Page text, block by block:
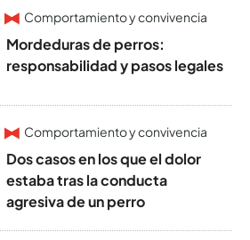
Comportamiento y convivencia
Mordeduras de perros:
responsabilidad y pasos legales
Comportamiento y convivencia
Dos casos en los que el dolor
estaba tras la conducta
agresiva de un perro